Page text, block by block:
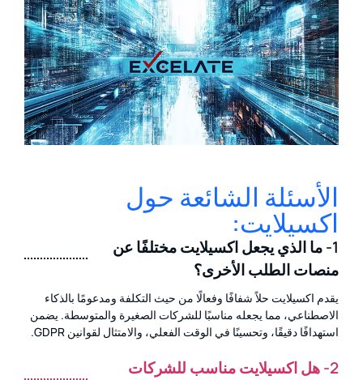
الأسئلة الشائعة حول
اكسيلايت:
1- ما الذي يجعل اكسيلايت مختلفًا عن
منصات الطلب الأخرى؟
يقدم اكسيلايت حلاً شفافًا وفعالًا من حيث التكلفة ومدعومًا بالذكاء
الاصطناعي، مما يجعله مناسبًا للشركات الصغيرة والمتوسطة. يضمن
استهدافًا دقيقًا، وتحسينًا في الوقت الفعلي، والامتثال لقوانين GDPR.
2- هل اكسيلايت مناسب للشركات